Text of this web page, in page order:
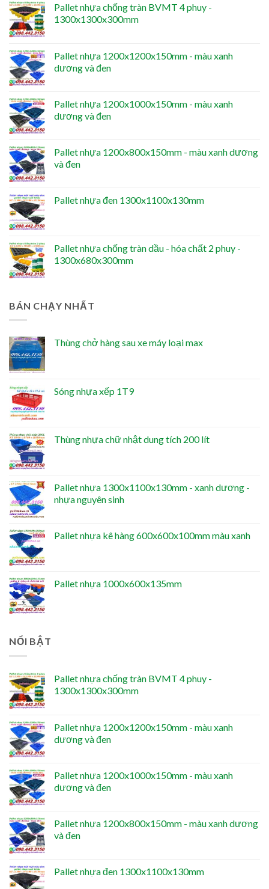
Pallet nhựa chống tràn BVMT 4 phuy -
1300x1300x300mm
Pallet nhựa 1200x1200x150mm - màu xanh
dương và đen
Pallet nhựa 1200x1000x150mm - màu xanh
dương và đen
Pallet nhựa 1200x800x150mm - màu xanh dương
và đen
Pallet nhựa đen 1300x1100x130mm
Pallet nhựa chống tràn dầu - hóa chất 2 phuy -
1300x680x300mm
BÁN CHẠY NHẤT
Thùng chở hàng sau xe máy loại max
Sóng nhựa xếp 1T9
Thùng nhựa chữ nhật dung tích 200 lít
Pallet nhựa 1300x1100x130mm - xanh dương -
nhựa nguyên sinh
Pallet nhựa kê hàng 600x600x100mm màu xanh
Pallet nhựa 1000x600x135mm
NỔI BẬT
Pallet nhựa chống tràn BVMT 4 phuy -
1300x1300x300mm
Pallet nhựa 1200x1200x150mm - màu xanh
dương và đen
Pallet nhựa 1200x1000x150mm - màu xanh
dương và đen
Pallet nhựa 1200x800x150mm - màu xanh dương
và đen
Pallet nhựa đen 1300x1100x130mm